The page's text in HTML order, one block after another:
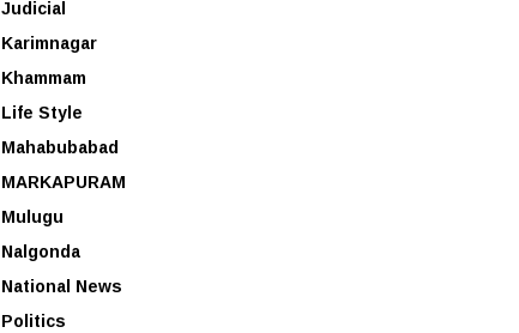
Judicial
Karimnagar
Khammam
Life Style
Mahabubabad
MARKAPURAM
Mulugu
Nalgonda
National News
Politics